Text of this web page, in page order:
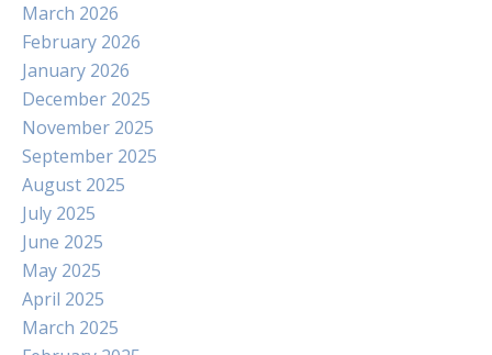
March 2026
February 2026
January 2026
December 2025
November 2025
September 2025
August 2025
July 2025
June 2025
May 2025
April 2025
March 2025